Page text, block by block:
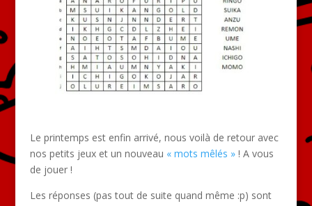
Le printemps est enfin arrivé, nous voilà de retour avec
nos petits jeux et un nouveau « mots mêlés »! A vous
de jouer !
Les réponses (pas tout de suite quand même :p) sont